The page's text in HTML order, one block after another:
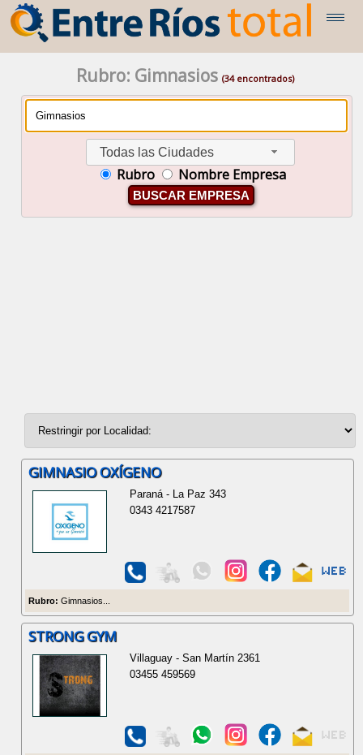
Rubro: Gimnasios (34 encontrados)
Todas las Ciudades
Rubro Nombre Empresa
BUSCAR EMPRESA
GIMNASIO OXÍGENO
Paraná - La Paz 343
0343 4217587
Rubro: Gimnasios...
STRONG GYM
Villaguay - San Martín 2361
03455 459569